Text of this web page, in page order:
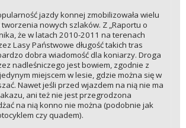
jazdy konnej zmobilizowała wielu
nowych szlaków. Z „Raportu o
że w latach 2010-2011 na terenach
Lasy Państwowe długość takich tras
dobra wiadomość dla koniarzy. Droga
nadleśniczego jest bowiem, zgodnie z
miejscem w lesie, gdzie można się w
Nawet jeśli przed wjazdem na nią nie ma
ani też nie jest przegrodzona
na nią konno nie można (podobnie jak
czy quadem).